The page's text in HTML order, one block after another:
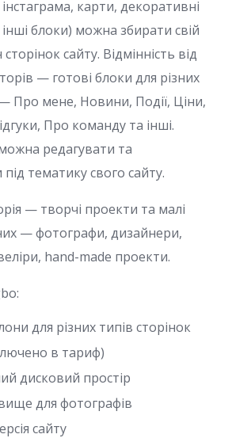
карти, декоративні
блоки) можна збирати свій
сайту. Відмінність від
— готові блоки для різних
Про мене, Новини, Події, Ціни,
Про команду та інші.
редагувати та
тематику свого сайту.
— творчі проекти та малі
— фотографи, дизайнери,
hand-made проекти.
для різних типів сторінок
в тариф)
дисковий простір
для фотографів
сайту